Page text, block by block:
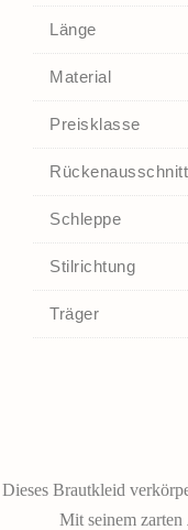
Länge
Material
Preisklasse
Rückenausschnitt
Schleppe
Stilrichtung
Träger
Dieses Brautkleid
Mit seinem zarten